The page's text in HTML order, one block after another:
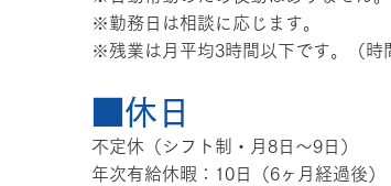
※勤務日は相談に応じます。
※残業は月平均3時間以下です。（時
■休日
不定休（シフト制・月8日〜9日）
年次有給休暇：10日（6ヶ月経過後）